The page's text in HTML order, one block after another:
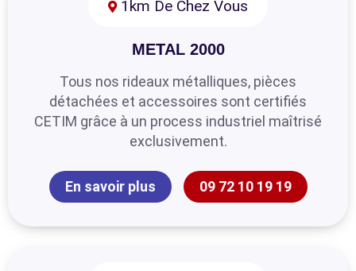
1km De Chez Vous
METAL 2000
Tous nos rideaux métalliques, pièces
détachées et accessoires sont certifiés
CETIM grâce à un process industriel maîtrisé
exclusivement.
En savoir plus 09 72 10 19 19